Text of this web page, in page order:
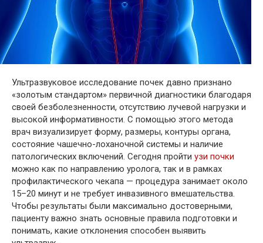
Ультразвуковое исследование почек давно признано
«золотым стандартом» первичной диагностики благодаря
своей безболезненности, отсутствию лучевой нагрузки и
высокой информативности. С помощью этого метода
врач визуализирует форму, размеры, контуры органа,
состояние чашечно-лоханочной системы и наличие
патологических включений. Сегодня пройти узи почки
можно как по направлению уролога, так и в рамках
профилактического чекапа — процедура занимает около
15–20 минут и не требует инвазивного вмешательства.
Чтобы результаты были максимально достоверными,
пациенту важно знать основные правила подготовки и
понимать, какие отклонения способен выявить